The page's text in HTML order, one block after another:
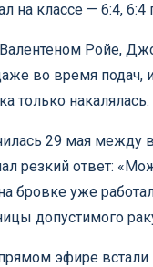
на классе — 6:4,
Валентеном Ройе,
во время подач,
только накалялась.
29 мая
резкий ответ:
бровке уже
допустимого
эфире встали